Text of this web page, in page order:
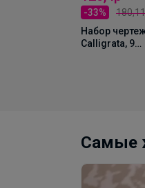
-33%
Набор
Calligrata, 9
Самые